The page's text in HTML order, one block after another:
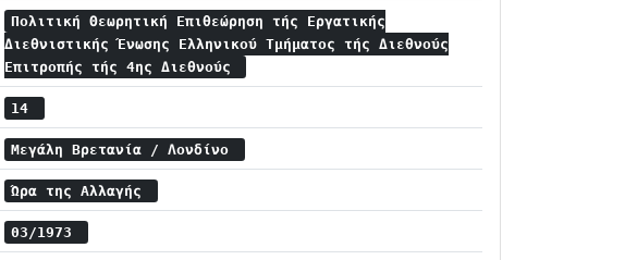
Πολιτική Θεωρητική Επιθεώρηση τής Εργατικής
Διεθνιστικής Ένωσης Ελληνικού Τμήματος τής Διεθνούς
Επιτροπής τής 4ης Διεθνούς
14
Μεγάλη Βρετανία / Λονδίνο
Ώρα της Αλλαγής
03/1973